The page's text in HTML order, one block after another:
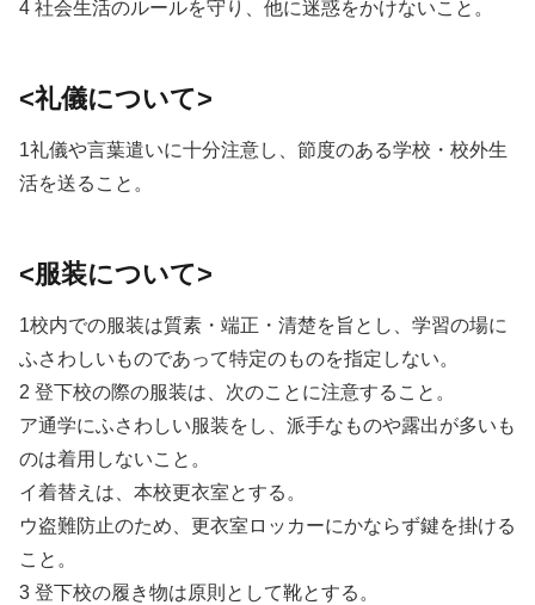
4 社会生活のルールを守り、他に迷惑をかけないこと。
<礼儀について>
1礼儀や言葉遣いに十分注意し、節度のある学校・校外生
活を送ること。
<服装について>
1校内での服装は質素・端正・清楚を旨とし、学習の場に
ふさわしいものであって特定のものを指定しない。
2 登下校の際の服装は、次のことに注意すること。
ア通学にふさわしい服装をし、派手なものや露出が多いも
のは着用しないこと。
イ着替えは、本校更衣室とする。
ウ盗難防止のため、更衣室ロッカーにかならず鍵を掛ける
こと。
3 登下校の履き物は原則として靴とする。